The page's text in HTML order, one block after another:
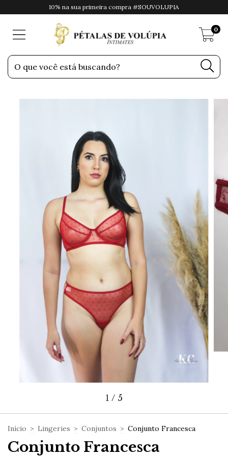
10% na sua primeira compra #SOUVOLUPIA
0
1 / 5
Início > Lingeries > Conjuntos > Conjunto Francesca
Conjunto Francesca